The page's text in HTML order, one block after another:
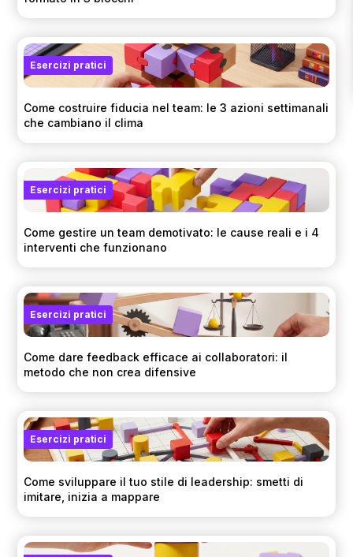
Esercizi pratici
Come costruire fiducia nel team: le 3 azioni settimanali
che cambiano il clima
Esercizi pratici
Come gestire un team demotivato: le cause reali e i 4
interventi che funzionano
Esercizi pratici
Come dare feedback efficace ai collaboratori: il
metodo che non crea difensive
Esercizi pratici
Come sviluppare il tuo stile di leadership: smetti di
imitare, inizia a mappare